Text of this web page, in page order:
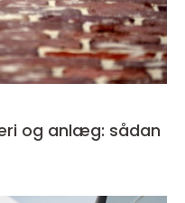
og anlæg: sådan